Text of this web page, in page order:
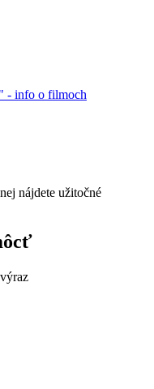
- info o filmoch
nájdete užitočné